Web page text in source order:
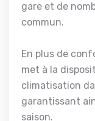
gare et de
commun.
En plus de
met à la
climatisation
garantissant
saison.